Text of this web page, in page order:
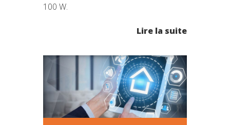
100 W.
Lire la suite